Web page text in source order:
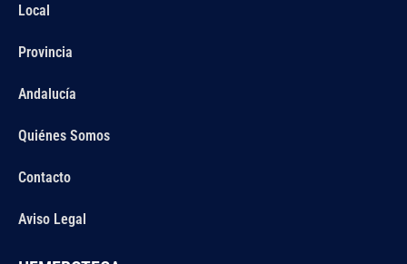
Local
Provincia
Andalucía
Quiénes Somos
Contacto
Aviso Legal